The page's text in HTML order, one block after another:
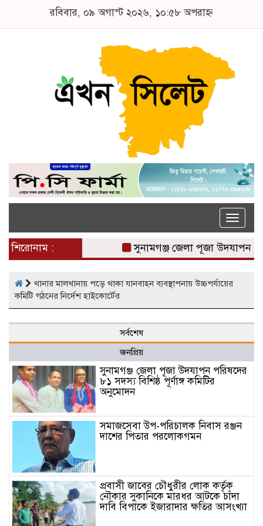
রবিবার, ০৯ অগাস্ট ২০২৬, ১০:৫৮ অপরাহ্ন
Toggle
শিরোনাম : সুনামগঞ্জ জেলা পূজা উদযাপন
থানার মালখানায় পড়ে থাকা যানবাহন ব্যবস্থাপনায় উচ্চপর্যায়ের
কমিটি গঠনের নির্দেশ হাইকোর্টের
সর্বশেষ
জনপ্রিয়
সুনামগঞ্জ জেলা পূজা উদযাপন পরিষদের
৮১ সদস্য বিশিষ্ঠ পূর্ণাঙ্গ কমিটির
অনুমোদন
সমাজসেবা উপ-পরিচালক নিবাস রঞ্জন
দাশের পিতার পরলোকগমন
প্রবাসী জাবের চৌধুরীর লোক কর্তৃক
নৌকার সুকানিকে মারধর আটকে চাঁদা
দাবি বিপাকে ইজারাদার ক্ষতির আসংখ্যা